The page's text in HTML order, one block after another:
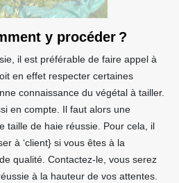
y procéder ?
il est préférable de faire appel à
en effet respecter certaines
connaissance du végétal à tailler.
en compte. Il faut alors une
taille de haie réussie. Pour cela, il
à ‘client} si vous êtes à la
qualité. Contactez-le, vous serez
à la hauteur de vos attentes.